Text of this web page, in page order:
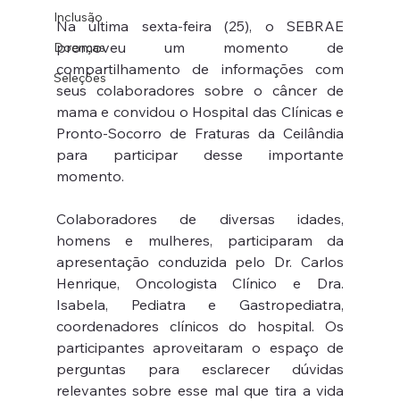
Inclusão
Doenças
Seleções
Na última sexta-feira (25), o SEBRAE
promoveu um momento de
compartilhamento de informações com
seus colaboradores sobre o câncer de
mama e convidou o Hospital das Clínicas e
Pronto-Socorro de Fraturas da Ceilândia
para participar desse importante
momento.
Colaboradores de diversas idades,
homens e mulheres, participaram da
apresentação conduzida pelo Dr. Carlos
Henrique, Oncologista Clínico e Dra.
Isabela, Pediatra e Gastropediatra,
coordenadores clínicos do hospital. Os
participantes aproveitaram o espaço de
perguntas para esclarecer dúvidas
relevantes sobre esse mal que tira a vida